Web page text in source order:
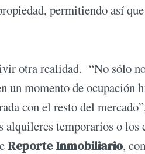
permitiendo así
otra realidad. “No sólo
un momento de ocupación
con el resto del
temporarios o los
Reporte Inmobiliario,